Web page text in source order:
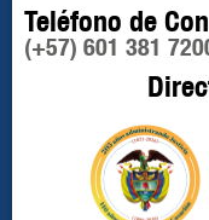
Teléfono de
(+57) 601 381